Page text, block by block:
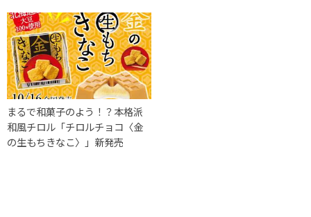
まるで和菓子のよう！？本格派
和風チロル「チロルチョコ〈金
の生もちきなこ〉」新発売